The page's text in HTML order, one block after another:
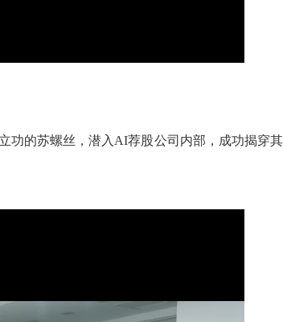
的苏螺丝，潜入AI荐股公司内部，成功揭穿